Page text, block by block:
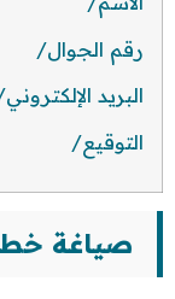
رقم الجوال/
البريد
التوقيع/
صياغة